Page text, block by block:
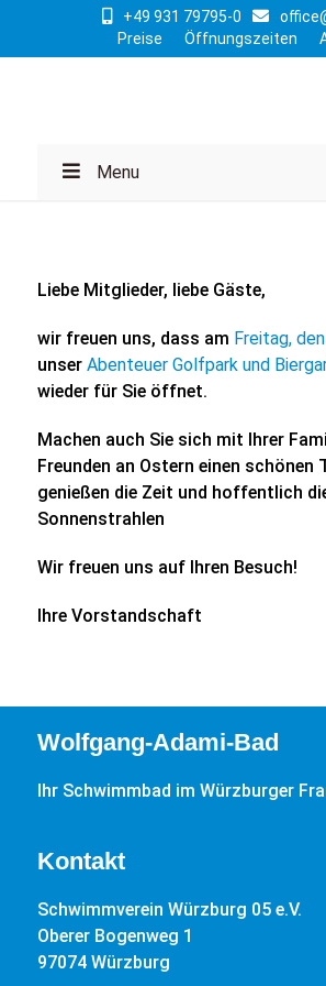
+49 931 79795-0
Preise
Öffnungszeiten
Menu
Liebe Mitglieder, liebe Gäste,
wir freuen uns, dass am Freitag,
unser Abenteuer Golfpark und
wieder für Sie öffnet.
Machen auch Sie sich mit Ihrer
Freunden an Ostern einen schönen
genießen die Zeit und hoffentlich
Sonnenstrahlen
Wir freuen uns auf Ihren Besuch!
Ihre Vorstandschaft
Wolfgang-Adami-Bad
Ihr Schwimmbad im Würzburger
Kontakt
Schwimmverein Würzburg 05 e.V.
Oberer Bogenweg 1
97074 Würzburg